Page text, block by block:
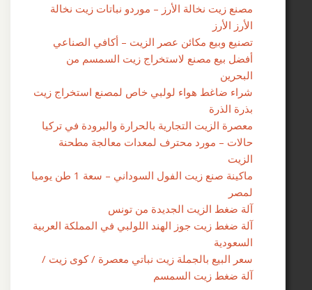
زيت نخالة الأرز – موردو نباتات زيت نخالة
وبيع مكائن ​​عصر الزيت – أكافي الصناعي
بيع مصنع لاستخراج زيت السمسم من
ضاغط هواء لولبي خاص لمصنع استخراج زيت
الزيت التجارية بالحرارة والبرودة في تركيا
– مورد محترف لمعدات معالجة مطحنة
ماكينة صنع زيت الفول السوداني – سعة 1 طن يوميا
ضغط الزيت الجديدة من تونس
ضغط زيت جوز الهند اللولبي في المملكة العربية
البيع بالجملة زيت نباتي معصرة / كوى زيت /
ضغط زيت السمسم